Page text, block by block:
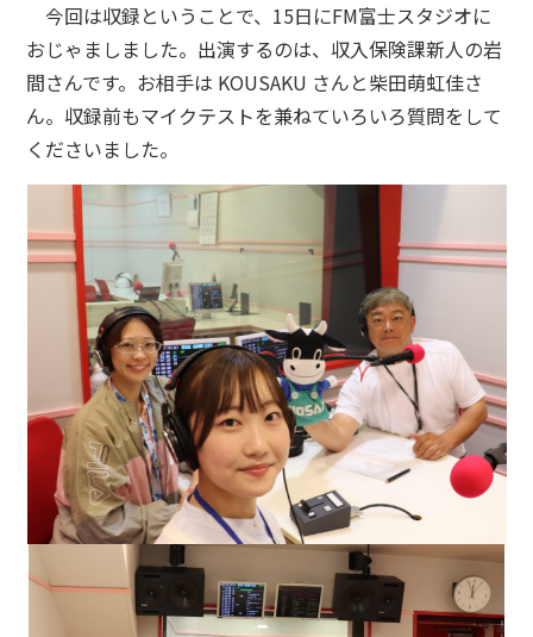
今回は収録ということで、15日にFM富士スタジオに
おじゃましました。出演するのは、収入保険課新人の岩
間さんです。お相手は KOUSAKU さんと柴田萌虹佳さ
ん。収録前もマイクテストを兼ねていろいろ質問をして
くださいました。